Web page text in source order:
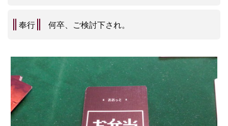
奉行 何卒、ご検討下され。